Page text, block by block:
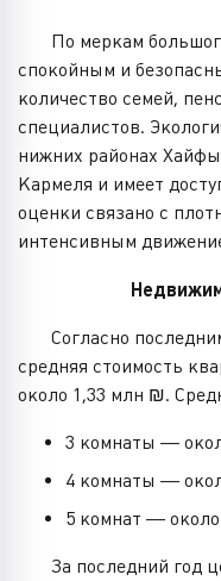
По меркам большого
спокойным и
количество семей,
специалистов.
нижних районах
Кармеля и имеет
оценки связано с
интенсивным
Согласно
средняя стоимость
около 1,33 млн ₪.
3 комнаты —
4 комнаты —
5 комнат —
За последний год